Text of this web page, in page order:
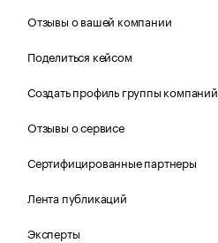
Отзывы о вашей компании
Поделиться кейсом
Создать профиль группы компаний
Отзывы о сервисе
Сертифицированные партнеры
Лента публикаций
Эксперты